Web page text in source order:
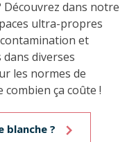
Découvrez dans notre
ultra-propres
et
diverses
les normes de
ça coûte !
blanche ?